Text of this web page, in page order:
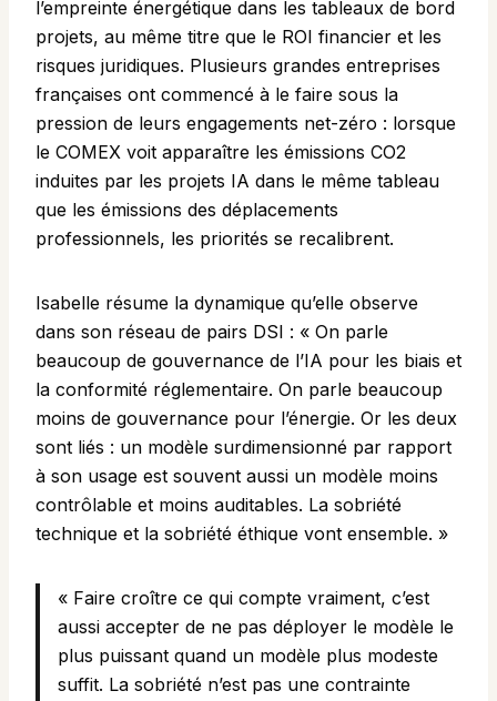
l’empreinte énergétique dans les tableaux de bord
projets, au même titre que le ROI financier et les
risques juridiques. Plusieurs grandes entreprises
françaises ont commencé à le faire sous la
pression de leurs engagements net-zéro : lorsque
le COMEX voit apparaître les émissions CO2
induites par les projets IA dans le même tableau
que les émissions des déplacements
professionnels, les priorités se recalibrent.
Isabelle résume la dynamique qu’elle observe
dans son réseau de pairs DSI : « On parle
beaucoup de gouvernance de l’IA pour les biais et
la conformité réglementaire. On parle beaucoup
moins de gouvernance pour l’énergie. Or les deux
sont liés : un modèle surdimensionné par rapport
à son usage est souvent aussi un modèle moins
contrôlable et moins auditables. La sobriété
technique et la sobriété éthique vont ensemble. »
« Faire croître ce qui compte vraiment, c’est
aussi accepter de ne pas déployer le modèle le
plus puissant quand un modèle plus modeste
suffit. La sobriété n’est pas une contrainte